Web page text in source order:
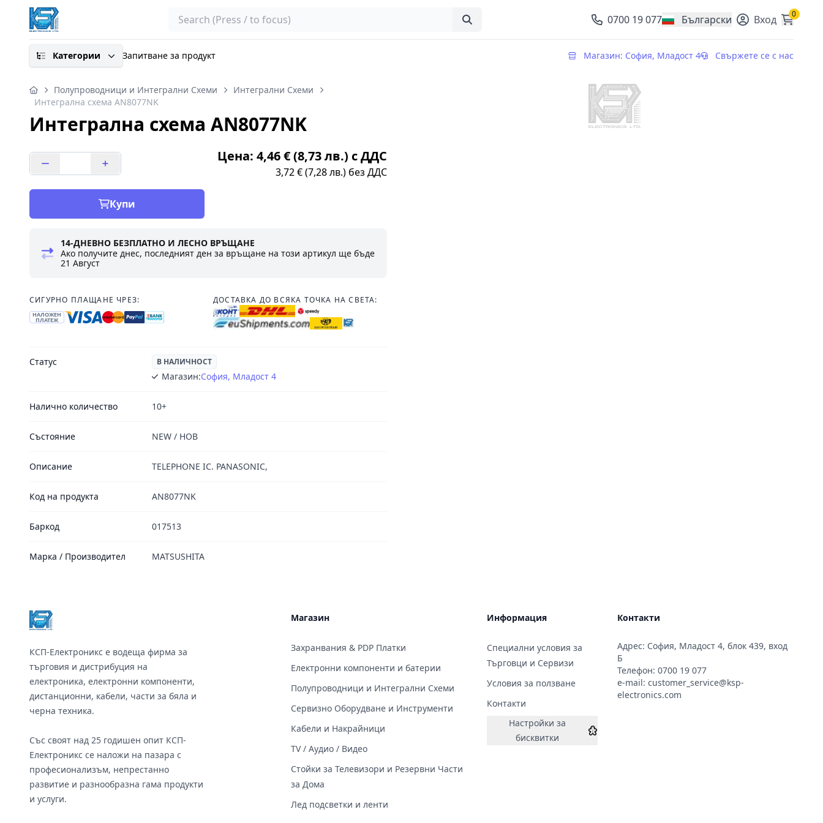
Search 0700 19 077 Български
, change currency Вход 0
Категории Запитване за продукт Магазин: София, Младост 4 Свържете се с нас
Полупроводници и Интегрални Схеми
Интегрални Схеми
Интегрална схема AN8077NK
Интегрална схема AN8077NK
Цена: 4,46 € (8,73 лв.) с ДДС
3,72 € (7,28 лв.) без ДДС
Купи
14-ДНЕВНО БЕЗПЛАТНО И ЛЕСНО ВРЪЩАНЕ
Ако получите днес, последният ден за връщане на този артикул ще бъде
21 Август
СИГУРНО ПЛАЩАНЕ ЧРЕЗ:
НАЛОЖЕН
ПЛАТЕЖ
ДОСТАВКА ДО ВСЯКА ТОЧКА НА СВЕТА:
Статус В НАЛИЧНОСТ
Магазин:София, Младост 4
Налично количество 10+
Състояние NEW / НОВ
Описание TELEPHONE IC. PANASONIC,
Код на продукта AN8077NK
Баркод 017513
Марка / Производител MATSUSHITA
КСП-Електроникс е водеща фирма за
търговия и дистрибуция на
електроника, електронни компоненти,
дистанционни, кабели, части за бяла и
черна техника.
Със своят над 25 годишен опит КСП-
Електроникс се наложи на пазара с
професионализъм, непрестанно
развитие и разнообразна гама продукти
и услуги.
Магазин
Захранвания & PDP Платки
Електронни компоненти и батерии
Полупроводници и Интегрални Схеми
Сервизно Оборудване и Инструменти
Кабели и Накрайници
TV / Аудио / Видео
Стойки за Телевизори и Резервни Части
за Дома
Лед подсветки и ленти
Информация
Специални условия за
Търговци и Сервизи
Условия за ползване
Контакти
Настройки за
бисквитки
Контакти
Адрес: София, Младост 4, блок 439, вход
Б
Телефон: 0700 19 077
e-mail: customer_service@ksp-
electronics.com